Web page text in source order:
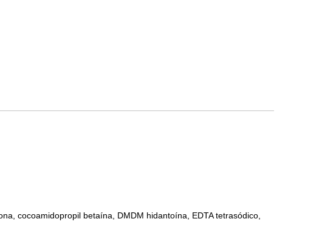
cocoamidopropil betaína, DMDM hidantoína, EDTA tetrasódico,